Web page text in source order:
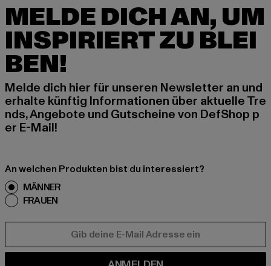
MELDE DICH AN, UM
INSPIRIERT ZU BLEI
BEN!
Melde dich hier für unseren Newsletter an und
erhalte künftig Informationen über aktuelle Tre
nds, Angebote und Gutscheine von DefShop p
er E-Mail!
An welchen Produkten bist du interessiert?
MÄNNER
FRAUEN